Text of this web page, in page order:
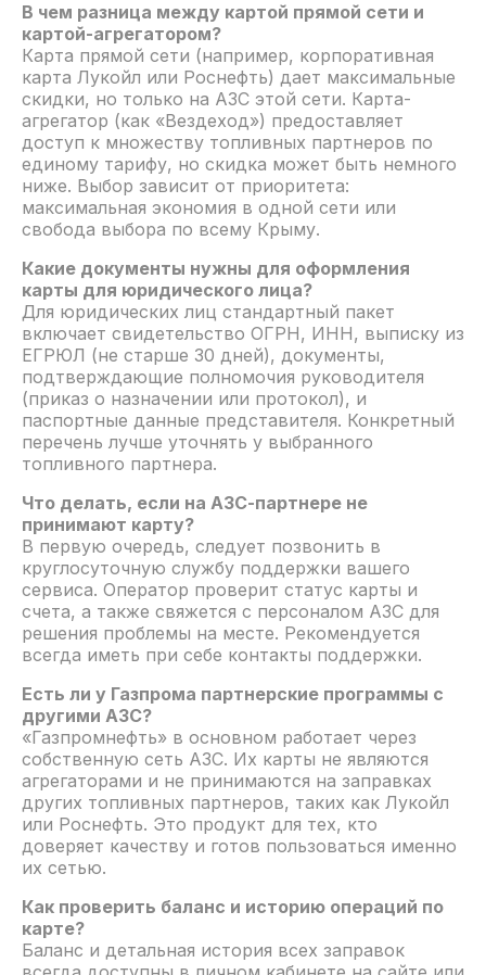
В чем разница между картой прямой сети и
картой-агрегатором?
Карта прямой сети (например, корпоративная
карта Лукойл или Роснефть) дает максимальные
скидки, но только на АЗС этой сети. Карта-
агрегатор (как «Вездеход») предоставляет
доступ к множеству топливных партнеров по
единому тарифу, но скидка может быть немного
ниже. Выбор зависит от приоритета:
максимальная экономия в одной сети или
свобода выбора по всему Крыму.
Какие документы нужны для оформления
карты для юридического лица?
Для юридических лиц стандартный пакет
включает свидетельство ОГРН, ИНН, выписку из
ЕГРЮЛ (не старше 30 дней), документы,
подтверждающие полномочия руководителя
(приказ о назначении или протокол), и
паспортные данные представителя. Конкретный
перечень лучше уточнять у выбранного
топливного партнера.
Что делать, если на АЗС-партнере не
принимают карту?
В первую очередь, следует позвонить в
круглосуточную службу поддержки вашего
сервиса. Оператор проверит статус карты и
счета, а также свяжется с персоналом АЗС для
решения проблемы на месте. Рекомендуется
всегда иметь при себе контакты поддержки.
Есть ли у Газпрома партнерские программы с
другими АЗС?
«Газпромнефть» в основном работает через
собственную сеть АЗС. Их карты не являются
агрегаторами и не принимаются на заправках
других топливных партнеров, таких как Лукойл
или Роснефть. Это продукт для тех, кто
доверяет качеству и готов пользоваться именно
их сетью.
Как проверить баланс и историю операций по
карте?
Баланс и детальная история всех заправок